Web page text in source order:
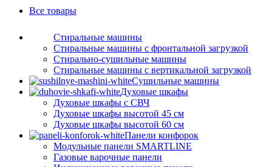
Все товары
Стиральные машины
Стиральные машины с фронтальной загрузкой
Стирально-сушильные машины
Стиральные машины с вертикальной загрузкой
Сушильные машины
Духовые шкафы
Духовые шкафы с СВЧ
Духовые шкафы высотой 45 см
Духовые шкафы высотой 60 см
Панели конфорок
Модульные панели SMARTLINE
Газовые варочные панели